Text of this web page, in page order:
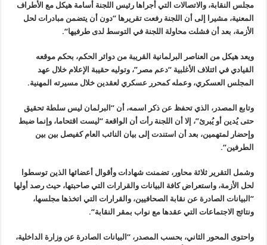
مجلس النقابة، والاتصالات التي أجراها رئيس اللجنة أسامة هيكل مع الأطراف
المعنية، مشيرا إلى أن اللجنة رفعت تقريرها “دون أن يتضمن مبادرات لحل
الأزمة، بعد أن فشلت محاولة اللجنة في التوسط لدى طرفيها“.
ويعد هيكل من العناصر البرلمانية القريبة من دوائر الحكم، بحكم موقعه
القيادي في ائتلاف الأغلبية“دعم مصر”، وتوليه حقيبة الإعلام خلال عهد
المجلس العسكري، وعمله كمحرر عسكري لعقدين خلال مسيرته المهنية.
وتابع المصدر، الذي تحفظ عن ذكر اسمه، أن “البرلمان ليس سلطة تحقيق
حتى يُدين أو يُبرئ”، إلا أن اللجنة رأت أن الواقعة “ليست اقتحاما، وإنما ضبط
وإحضار لمتهمين، بعد أن استندت إلى بيان النائب العام كفيصل بين بين
الطرفين“.
وشمل التقرير ثلاثة محاور، تضمنت شهادات وأقوال أعضائها الذين توسطوا
لحل الأزمة، واستعراض كافة البيانات والقرارات التي صاحبتها، حيث رصد أولها
“البيانات الصادرة عن نقابة الصحافيين، والقرارات التي اتخذها مجلسها،
ونتائج الاجتماعات التي عقدها مع نواب بمقر النقابة“.
واحتوى المحور الثاني، بحسب المصدر،“ البيانات الصادرة عن وزارة الداخلية،